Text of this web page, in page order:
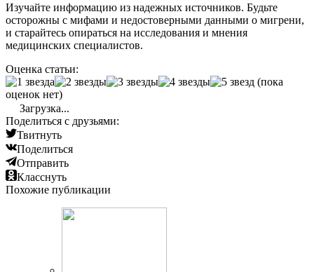
Изучайте информацию из надежных источников. Будьте
осторожны с мифами и недостоверными данными о мигрени,
и старайтесь опираться на исследования и мнения
медицинских специалистов.
Оценка статьи:
(пока
оценок нет)
Загрузка...
Поделиться с друзьями:
Твитнуть
Поделиться
Отправить
Класснуть
Похожие публикации